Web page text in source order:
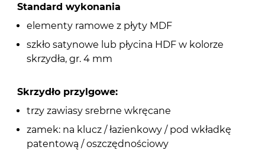
Standard wykonania
elementy ramowe z płyty MDF
szkło satynowe lub płycina HDF w kolorze
skrzydła, gr. 4 mm
Skrzydło przylgowe:
trzy zawiasy srebrne wkręcane
zamek: na klucz / łazienkowy / pod wkładkę
patentową / oszczędnościowy